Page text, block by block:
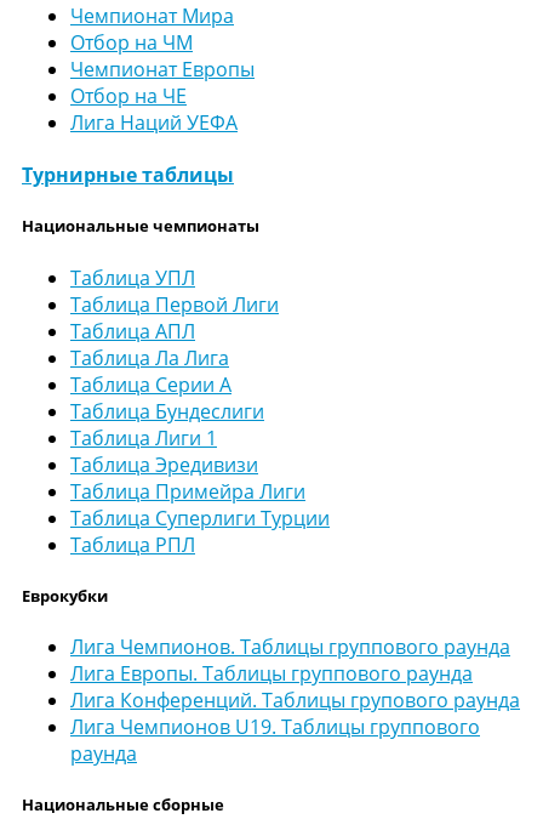
Чемпионат Мира
Отбор на ЧМ
Чемпионат Европы
Отбор на ЧЕ
Лига Наций УЕФА
Турнирные таблицы
Национальные чемпионаты
Таблица УПЛ
Таблица Первой Лиги
Таблица АПЛ
Таблица Ла Лига
Таблица Серии А
Таблица Бундеслиги
Таблица Лиги 1
Таблица Эредивизи
Таблица Примейра Лиги
Таблица Суперлиги Турции
Таблица РПЛ
Еврокубки
Лига Чемпионов. Таблицы группового раунда
Лига Европы. Таблицы группового раунда
Лига Конференций. Таблицы групового раунда
Лига Чемпионов U19. Таблицы группового
раунда
Национальные сборные